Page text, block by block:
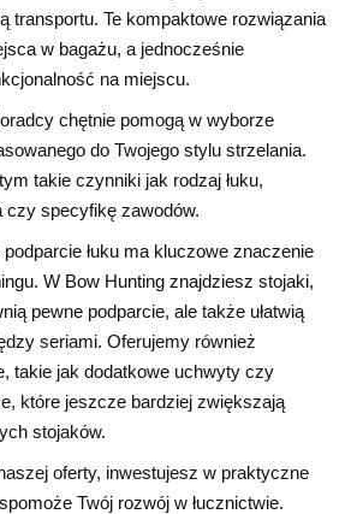
transportu. Te kompaktowe rozwiązania
w bagażu, a jednocześnie
na miejscu.
chętnie pomogą w wyborze
do Twojego stylu strzelania.
takie czynniki jak rodzaj łuku,
czy specyfikę zawodów.
łuku ma kluczowe znaczenie
W Bow Hunting znajdziesz stojaki,
pewne podparcie, ale także ułatwią
seriami. Oferujemy również
takie jak dodatkowe uchwyty czy
które jeszcze bardziej zwiększają
stojaków.
oferty, inwestujesz w praktyczne
Twój rozwój w łucznictwie.